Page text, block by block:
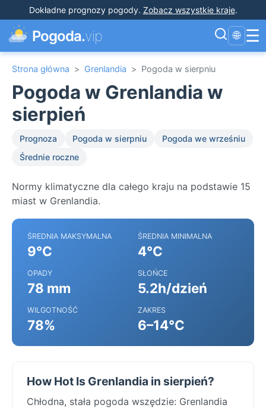
Dokładne prognozy pogody. Zobacz wszystkie kraje.
Pogoda.vip 🌐 ☰
Strona główna > Grenlandia > Pogoda w sierpniu
Pogoda w Grenlandia w
sierpień
Prognoza Pogoda w sierpniu
Pogoda we wrześniu
Średnie roczne
Normy klimatyczne dla całego kraju na podstawie 15
miast w Grenlandia.
ŚREDNIA MAKSYMALNA
9°C
ŚREDNIA MINIMALNA
4°C
OPADY
78 mm
SŁOŃCE
5.2h/dzień
WILGOTNOŚĆ
78%
ZAKRES
6–14°C
How Hot Is Grenlandia in sierpień?
Chłodna, stała pogoda wszędzie: Grenlandia